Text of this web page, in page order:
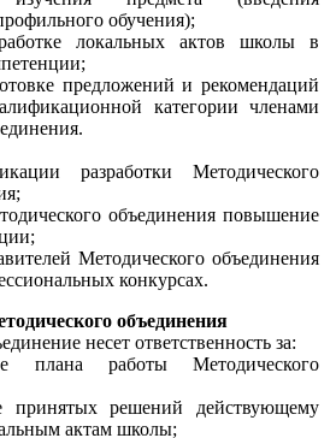
обучения);
локальных актов школы в
предложений и рекомендаций
категории членами
разработки Методического
объединения повышение
Методического объединения
конкурсах.
объединения
несет ответственность за:
плана работы Методического
принятых решений действующему
актам школы;